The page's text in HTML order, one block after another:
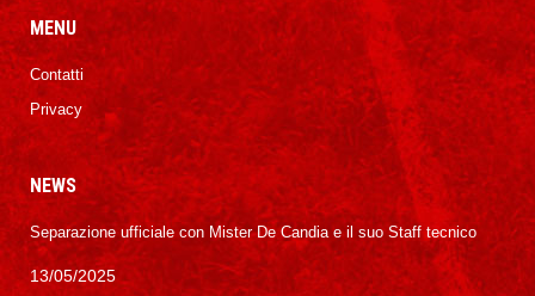
MENU
Contatti
Privacy
NEWS
Separazione ufficiale con Mister De Candia e il suo Staff tecnico
13/05/2025